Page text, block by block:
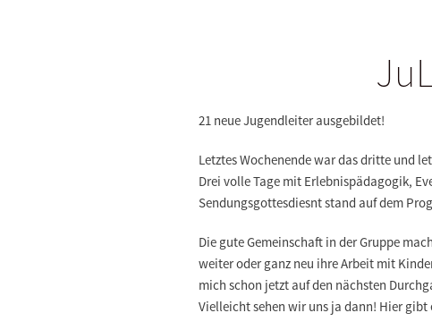
21 neue Jugendleiter ausgebildet!
Letztes Wochenende war das dritte und
Drei volle Tage mit Erlebnispädagogik,
Sendungsgottesdiesnt stand auf dem
Die gute Gemeinschaft in der Gruppe
weiter oder ganz neu ihre Arbeit mit
mich schon jetzt auf den nächsten
Vielleicht sehen wir uns ja dann! Hier gibt